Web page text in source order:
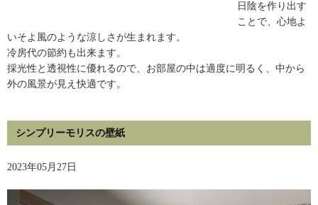
日陰を作り出す
ことで、心地よ
いそよ風のような涼しさが生まれます。
冷房代の節約も出来ます。
採光性と透視性に優れるので、お部屋の中は適度に明るく、中から
外の風景が見え快適です。
シンプリーモリスの壁紙
2023年05月27日